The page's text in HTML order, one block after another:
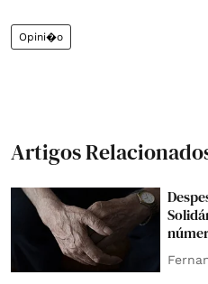
Opini�o
Artigos